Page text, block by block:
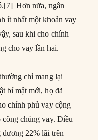
Hơn nữa, ngân
ít nhất một khoản vay
sau khi cho chính
cho vay lần hai.
chỉ mang lại
bí mật mới, họ đã
chính phủ vay cộng
công chúng vay. Điều
đương 22% lãi trên